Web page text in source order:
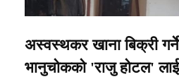
अस्वस्थकर खाना बिक्री
भानुचोकको 'राजु होटल'